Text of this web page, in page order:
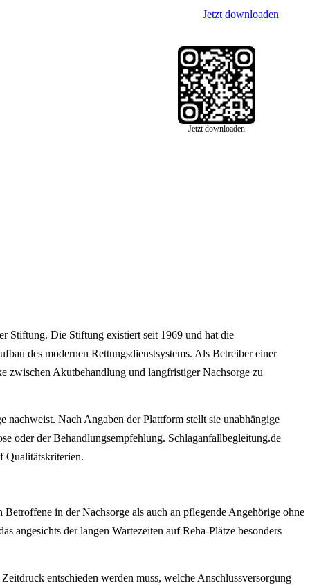
Jetzt downloaden
Jetzt downloaden
Stiftung. Die Stiftung existiert seit 1969 und hat die
des modernen Rettungsdienstsystems. Als Betreiber einer
zwischen Akutbehandlung und langfristiger Nachsorge zu
nachweist. Nach Angaben der Plattform stellt sie unabhängige
oder der Behandlungsempfehlung. Schlaganfallbegleitung.de
Qualitätskriterien.
in der Nachsorge als auch an pflegende Angehörige ohne
angesichts der langen Wartezeiten auf Reha-Plätze besonders
entschieden werden muss, welche Anschlussversorgung